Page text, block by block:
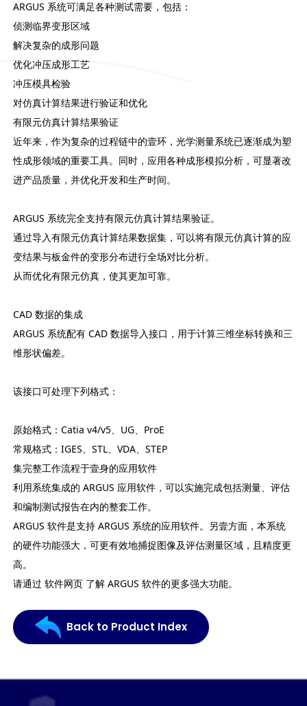
ARGUS 系统可满足各种测试需要，包括：
侦测临界变形区域
解决复杂的成形问题
优化冲压成形工艺
冲压模具检验
对仿真计算结果进行验证和优化
有限元仿真计算结果验证
近年来，作为复杂的过程链中的壹环，光学测量系统已逐渐成为塑
性成形领域的重要工具。同时，应用各种成形模拟分析，可显著改
进产品质量，并优化开发和生产时间。
ARGUS 系统完全支持有限元仿真计算结果验证。
通过导入有限元仿真计算结果数据集，可以将有限元仿真计算的应
变结果与板金件的变形分布进行全场对比分析。
从而优化有限元仿真，使其更加可靠。
CAD 数据的集成
ARGUS 系统配有 CAD 数据导入接口，用于计算三维坐标转换和三
维形状偏差。
该接口可处理下列格式：
原始格式：Catia v4/v5、UG、ProE
常规格式：IGES、STL、VDA、STEP
集完整工作流程于壹身的应用软件
利用系统集成的 ARGUS 应用软件，可以实施完成包括测量、评估
和编制测试报告在内的整套工作。
ARGUS 软件是支持 ARGUS 系统的应用软件。另壹方面，本系统
的硬件功能强大，可更有效地捕捉图像及评估测量区域，且精度更
高。
请通过 软件网页 了解 ARGUS 软件的更多强大功能。
Back to Product Index